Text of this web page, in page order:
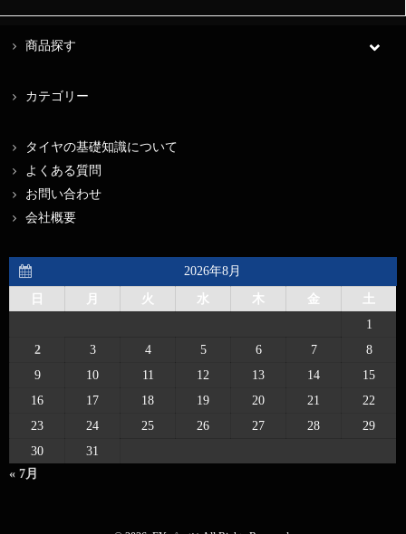
商品探す
カテゴリー
タイヤの基礎知識について
よくある質問
お問い合わせ
会社概要
2026年8月
日 月 火 水 木 金
土
1
2
3 4 5 6 7
8
9
10 11 12 13 14
15
16
17 18 19 20 21
22
23
24 25 26 27 28
29
30
31
« 7月